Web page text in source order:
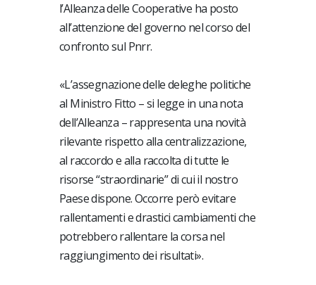
l’Alleanza delle Cooperative ha posto
all’attenzione del governo nel corso del
confronto sul Pnrr.
«L’assegnazione delle deleghe politiche
al Ministro Fitto – si legge in una nota
dell’Alleanza – rappresenta una novità
rilevante rispetto alla centralizzazione,
al raccordo e alla raccolta di tutte le
risorse “straordinarie” di cui il nostro
Paese dispone. Occorre però evitare
rallentamenti e drastici cambiamenti che
potrebbero rallentare la corsa nel
raggiungimento dei risultati».